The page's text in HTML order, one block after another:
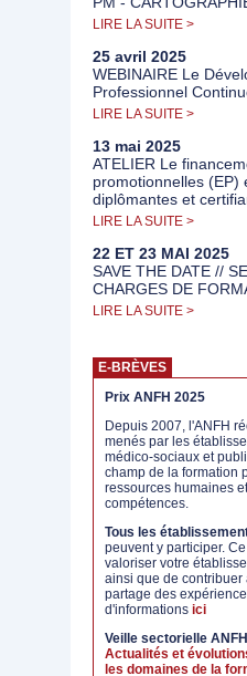
LIRE LA SUITE >
25 avril 2025
WEBINAIRE Le
Professionnel
LIRE LA SUITE >
13 mai 2025
ATELIER Le
promotionnelles (EP)
diplômantes et
LIRE LA SUITE >
22 ET 23 MAI 2025
SAVE THE DATE //
CHARGES DE
LIRE LA SUITE >
E-BRÈVES
Prix ANFH 2025
Depuis 2007, l'ANFH
menés par les
médico-sociaux et
champ de la formation
ressources humaines
compétences.
Tous les
peuvent y participer.
valoriser votre
ainsi que de contribuer
partage des
d'informations ici
Veille sectorielle
Actualités et
les domaines de la